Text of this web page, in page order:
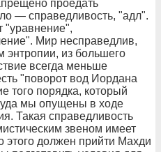
проедать
— справедливость, "адл".
"уравнение",
Мир несправедлив,
энтропии, из большего
всегда меньше
"поворот вод Иордана
того порядка, который
мы опущены в ходе
Такая справедливость
звеном имеет
этого должен прийти Махди